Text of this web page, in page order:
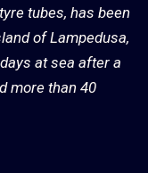
tubes, has been
of Lampedusa,
at sea after a
more than 40